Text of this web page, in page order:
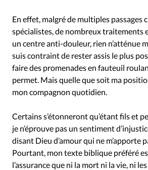
RUBRIQUES
Tous les articles
Actualité
Actualité internationale
Chronique
Dossier
Eglises Foi
Opinions
Publireportage
Société
Tour du monde des Eglises
Vécu
Vie Intérieure
En effet, malgré de multiples passages
spécialistes, de nombreux traitements
un centre anti-douleur, rien n’atténue
suis contraint de rester assis le plus
faire des promenades en fauteuil
permet. Mais quelle que soit ma
mon compagnon quotidien.
Certains s’étonneront qu’étant fils et
je n’éprouve pas un sentiment
disant Dieu d’amour qui ne m’apporte
Pourtant, mon texte biblique préféré
l’assurance que ni la mort ni la vie, ni